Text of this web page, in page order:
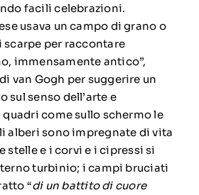
facili celebrazioni.
usava un campo di grano o
scarpe per raccontare
immensamente antico”,
van Gogh per suggerire un
sul senso dell’arte e
quadri come sullo schermo le
alberi sono impregnate di vita
stelle e i corvi e i cipressi si
turbinio; i campi bruciati
“di un battito di cuore